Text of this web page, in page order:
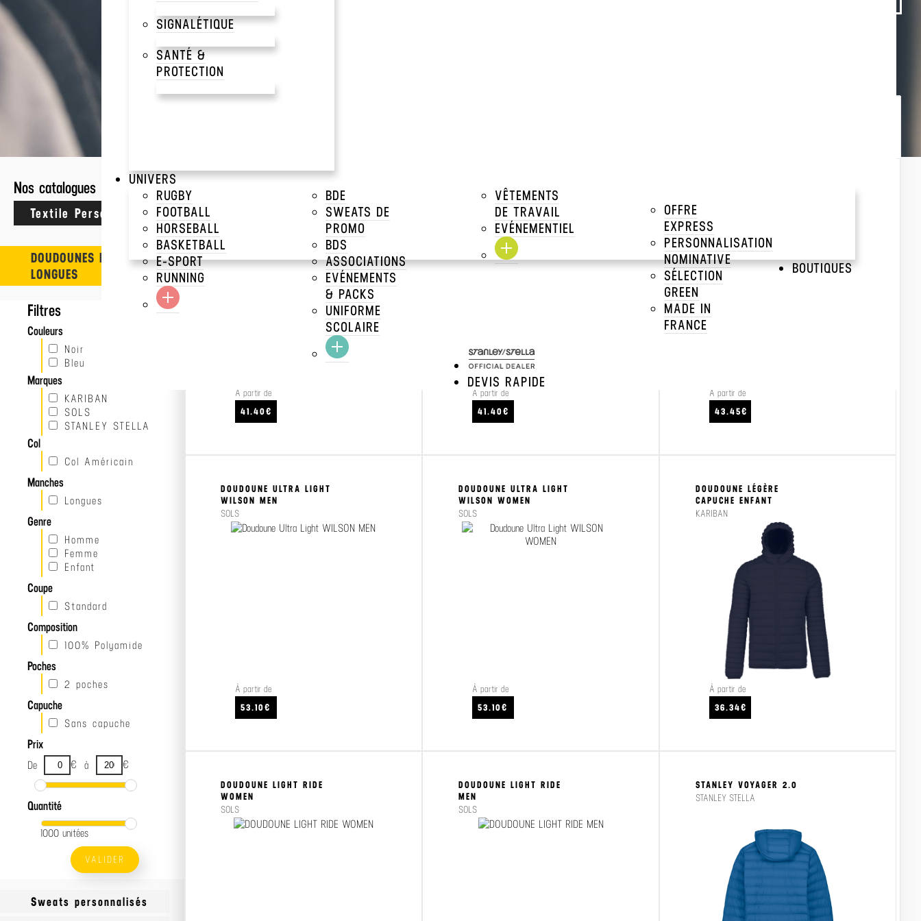
SIGNALÉTIQUE
SANTÉ &
PROTECTION
UNIVERS
RUGBY
FOOTBALL
HORSEBALL
BASKETBALL
E-SPORT
RUNNING
BDE
SWEATS DE
PROMO
BDS
ASSOCIATIONS
EVÉNEMENTS
& PACKS
UNIFORME
SCOLAIRE
VÊTEMENTS
DE TRAVAIL
EVÉNEMENTIEL
OFFRE
EXPRESS
PERSONNALISATION
NOMINATIVE
SÉLECTION
GREEN
MADE IN
FRANCE
BOUTIQUES
DEVIS RAPIDE
Nos catalogues
DOUDOUNES MANCHES
LONGUES
Filtres
Couleurs
Noir
Bleu
Marques
KARIBAN
SOLS
STANLEY STELLA
Col
Col Américain
Manches
Longues
Genre
Homme
Femme
Enfant
Coupe
Standard
Composition
100% Polyamide
Poches
2 poches
Capuche
Sans capuche
Prix
De € à €
Quantité
1000 unitées
VALIDER
Sweats personnalisés
À partir de
41.40€
VOIR LE PRODUIT
DOUDOUNE LÉGÈRE FEMME
À partir de
41.40€
VOIR LE PRODUIT
CAPUCHE HOMME
KARIBAN
À partir de
43.45€
DOUDOUNE ULTRA LIGHT
WILSON MEN
SOLS
À partir de
53.10€
VOIR LE PRODUIT
DOUDOUNE ULTRA LIGHT
WILSON WOMEN
SOLS
À partir de
53.10€
VOIR LE PRODUIT
DOUDOUNE LÉGÈRE
CAPUCHE ENFANT
KARIBAN
À partir de
36.34€
DOUDOUNE LIGHT RIDE
WOMEN
SOLS
DOUDOUNE LIGHT RIDE
MEN
SOLS
STANLEY VOYAGER 2.0
STANLEY STELLA